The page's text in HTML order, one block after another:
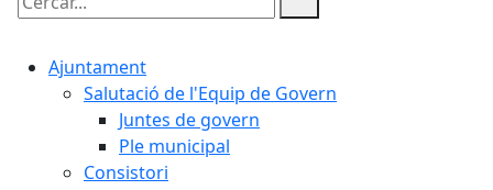
Cercar:
Ajuntament
Salutació de l'Equip de Govern
Juntes de govern
Ple municipal
Consistori